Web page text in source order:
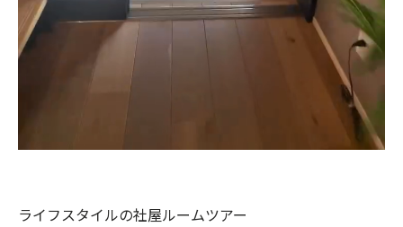
ライフスタイルの社屋ルームツアー